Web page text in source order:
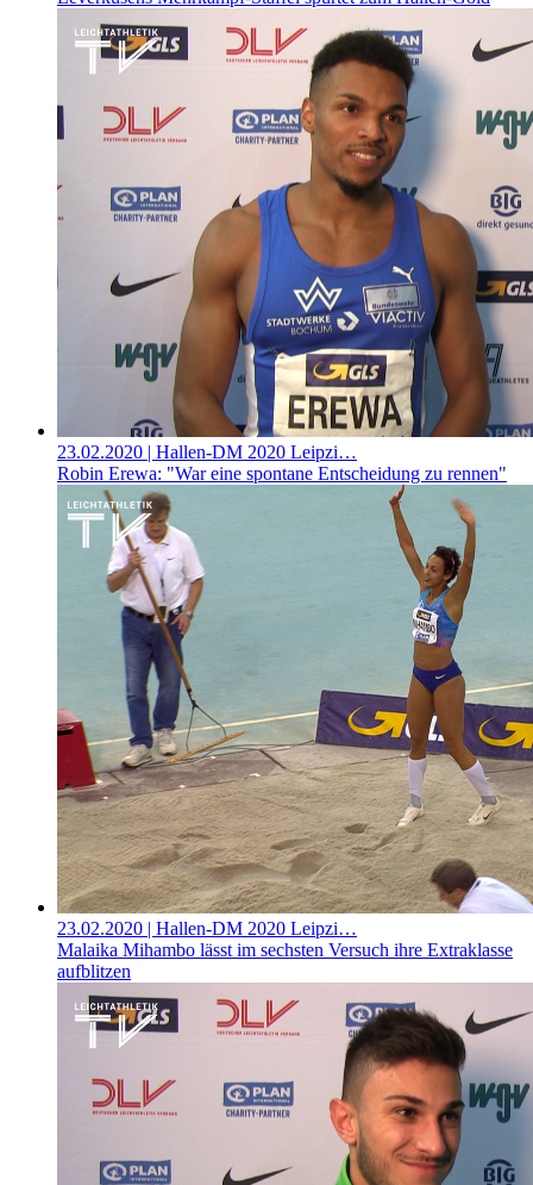
23.02.2020 | Hallen-DM 2020 Leipzi…
Robin Erewa: "War eine spontane Entscheidung zu rennen"
23.02.2020 | Hallen-DM 2020 Leipzi…
Malaika Mihambo lässt im sechsten Versuch ihre Extraklasse
aufblitzen